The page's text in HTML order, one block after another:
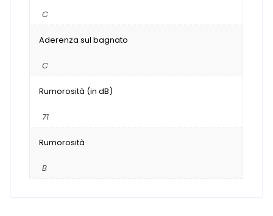
C
Aderenza sul bagnato
C
Rumorosità (in dB)
71
Rumorosità
B